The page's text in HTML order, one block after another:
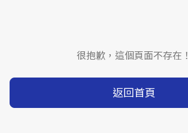
很抱歉，這個頁面不存在！
返回首頁